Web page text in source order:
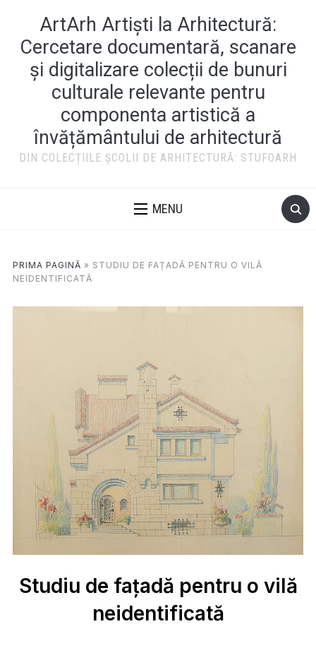
ArtArh Artiști la Arhitectură:
Cercetare documentară, scanare
și digitalizare colecții de bunuri
culturale relevante pentru
componenta artistică a
învățământului de arhitectură
DIN COLECȚIILE ȘCOLII DE ARHITECTURĂ: STUFOARH
MENU
PRIMA PAGINĂ » STUDIU DE FAȚADĂ PENTRU O VILĂ
NEIDENTIFICATĂ
Studiu de fațadă pentru o vilă
neidentificată